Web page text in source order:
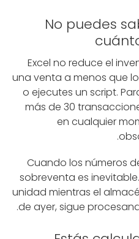
No puedes
Excel no reduce el
una venta a menos que
o ejecutes un script.
más de 30
en cualquier
Cuando los números
sobreventa es
unidad mientras el
de ayer, sigue